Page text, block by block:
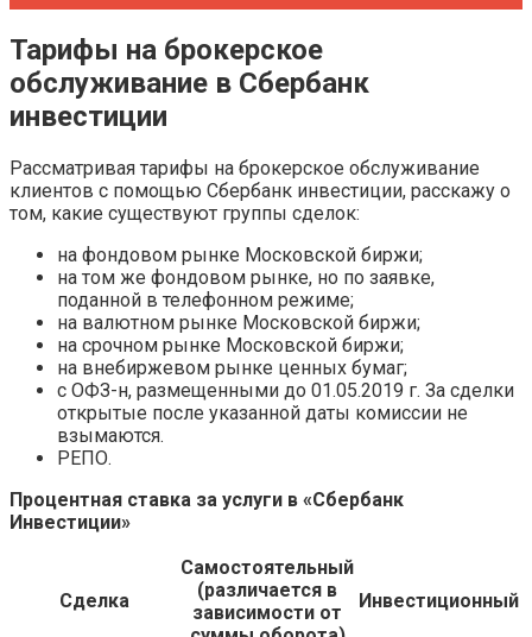
Тарифы на брокерское
обслуживание в Сбербанк
инвестиции
Рассматривая тарифы на брокерское обслуживание
клиентов с помощью Сбербанк инвестиции, расскажу о
том, какие существуют группы сделок:
на фондовом рынке Московской биржи;
на том же фондовом рынке, но по заявке,
поданной в телефонном режиме;
на валютном рынке Московской биржи;
на срочном рынке Московской биржи;
на внебиржевом рынке ценных бумаг;
с ОФЗ-н, размещенными до 01.05.2019 г. За сделки
открытые после указанной даты комиссии не
взымаются.
РЕПО.
Процентная ставка за услуги в «Сбербанк
Инвестиции»
Сделка
Самостоятельный
(различается в
зависимости от
Инвестиционный